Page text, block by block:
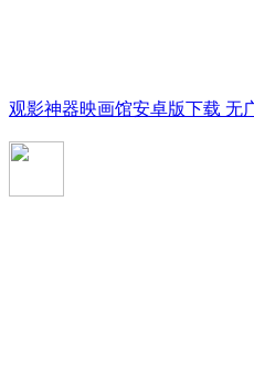
观影神器映画馆安卓版下载 无